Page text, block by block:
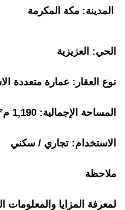
المدينة: مكة المكرمة
الحي: العزيزية
نوع العقار: عمارة متعددة
المساحة الإجمالية: 1,190 م²
الاستخدام: تجاري / سكني
ملاحظة
لمعرفة المزايا والمعلومات